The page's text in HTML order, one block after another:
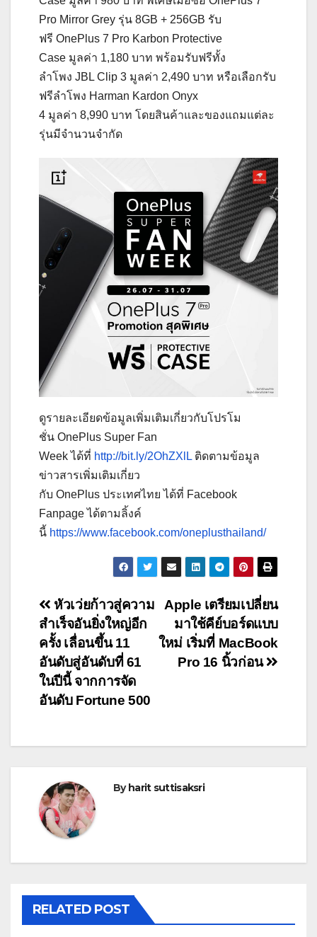
Pro Mirror Grey รุ่น 8GB + 256GB รับ
ฟรี OnePlus 7 Pro Karbon Protective
Case มูลค่า 1,180 บาท พร้อมรับฟรีทั้ง
ลำโพง JBL Clip 3 มูลค่า 2,490 บาท หรือเลือกรับ
ฟรีลำโพง Harman Kardon Onyx
4 มูลค่า 8,990 บาท โดยสินค้าและของแถมแต่ละ
รุ่นมีจำนวนจำกัด
ดูรายละเอียดข้อมูลเพิ่มเติมเกี่ยวกับโปรโม
ชั่น OnePlus Super Fan
Week ได้ที่ http://bit.ly/2OhZXlL ติดตามข้อมูล
ข่าวสารเพิ่มเติมเกี่ยว
กับ OnePlus ประเทศไทย ได้ที่ Facebook
Fanpage ได้ตามลิ้งค์
นี้ https://www.facebook.com/oneplusthailand/
Post
navigation
Apple เตรียมเปลี่ยน
มาใช้คีย์บอร์ดแบบ
ใหม่ เริ่มที่ MacBook
Pro 16 นิ้วก่อน
หัวเว่ยก้าวสู่ความ
สำเร็จอันยิ่งใหญ่อีก
ครั้ง เลื่อนขึ้น 11
อันดับสู่อันดับที่ 61
ในปีนี้ จากการจัด
อันดับ Fortune 500
Byharit suttisaksri
RELATED POST